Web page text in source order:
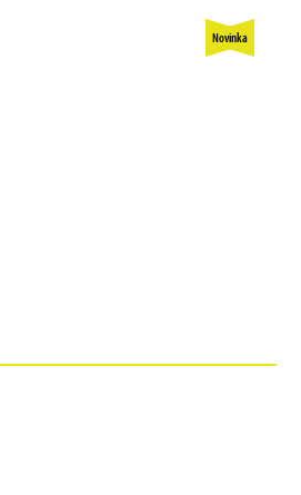
Novinka